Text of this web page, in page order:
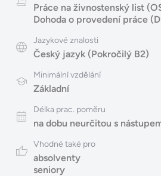
Práce na živnostenský list
Dohoda o provedení práce
Jazykové znalosti
Český jazyk (Pokročilý B2)
Minimální vzdělání
Základní
Délka prac. poměru
na dobu neurčitou s
Vhodné také pro
absolventy
seniory